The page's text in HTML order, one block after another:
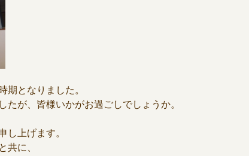
期となりました。
が、皆様いかがお過ごしでしょうか。
し上げます。
共に、